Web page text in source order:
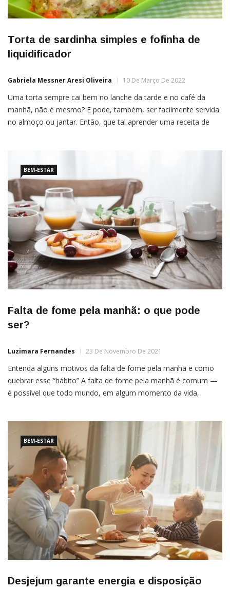
Torta de sardinha simples e fofinha de
liquidificador
Gabriela Messner Aresi Oliveira 10 De Março De 2022
Uma torta sempre cai bem no lanche da tarde e no café da
manhã, não é mesmo? E pode, também, ser facilmente servida
no almoço ou jantar. Então, que tal aprender uma receita de
BEM-ESTAR
Falta de fome pela manhã: o que pode
ser?
Luzimara Fernandes 23 De Novembro De 2021
Entenda alguns motivos da falta de fome pela manhã e como
quebrar esse “hábito” A falta de fome pela manhã é comum —
é possível que todo mundo, em algum momento da vida,
BEM-ESTAR
Desjejum garante energia e disposição